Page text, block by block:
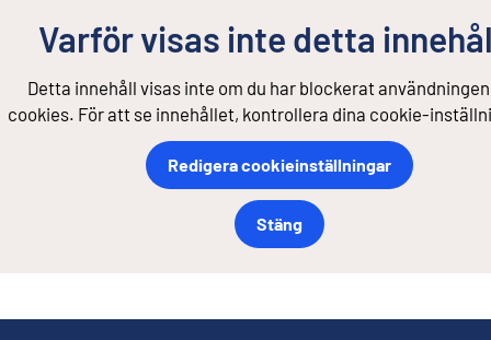
Varför visas inte detta
Detta innehåll visas inte om du har blockerat
cookies. För att se innehållet, kontrollera dina cookie-
Redigera cookieinställningar
Stäng